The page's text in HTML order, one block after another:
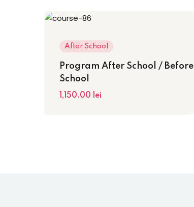
After School
Program After School / Before
School
1,150.00 lei